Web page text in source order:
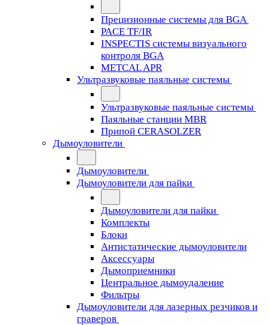
Прецизионные системы для BGA
PACE TF/IR
INSPECTIS системы визуального
контроля BGA
METCAL APR
Ультразвуковые паяльные системы
Ультразвуковые паяльные системы
Паяльные станции MBR
Припой CERASOLZER
Дымоуловители
Дымоуловители
Дымоуловители для пайки
Дымоуловители для пайки
Комплекты
Блоки
Антистатические дымоуловители
Аксессуары
Дымоприемники
Центральное дымоудаление
Фильтры
Дымоуловители для лазерных резчиков и
граверов